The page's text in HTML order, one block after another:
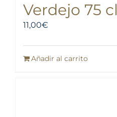
Verdejo 75 cl
11,00€
Añadir al carrito